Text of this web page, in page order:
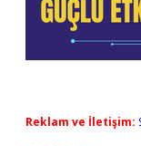
Reklam ve İletişim: